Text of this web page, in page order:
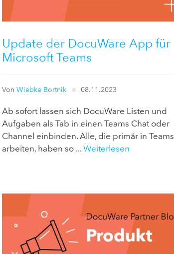
Update der DocuWare App für
Microsoft Teams
VonWiebke Bortnik 08.11.2023
Ab sofort lassen sich DocuWare Listen und
Aufgaben als Tab in einen Teams Chat oder
Channel einbinden. Alle, die primär in Teams
arbeiten, haben so ...Weiterlesen